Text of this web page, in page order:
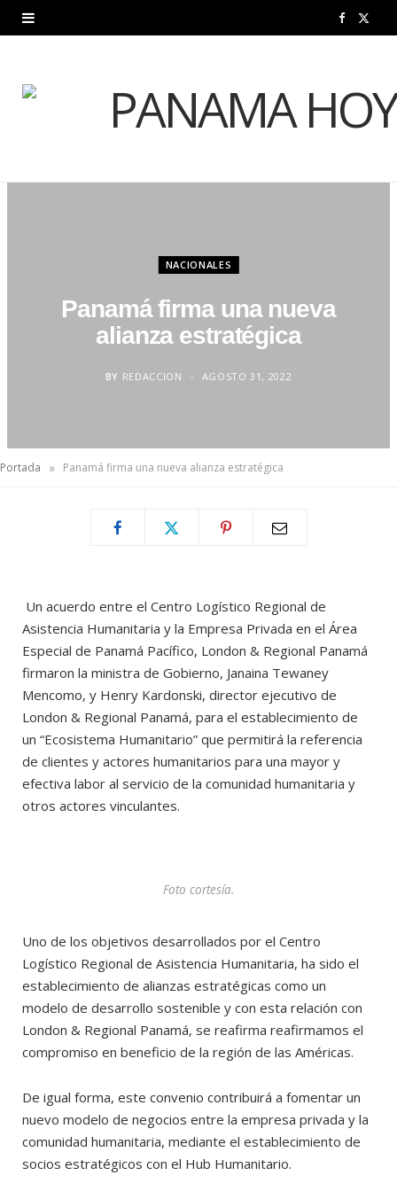
F
e w
NACIONALES
Panamá firma una nueva
alianza estratégica
BY REDACCION AGOSTO 31, 2022
Portada » Panamá firma una nueva alianza estratégica
Un acuerdo entre el Centro Logístico Regional de
Asistencia Humanitaria y la Empresa Privada en el Área
Especial de Panamá Pacífico, London & Regional Panamá
firmaron la ministra de Gobierno, Janaina Tewaney
Mencomo, y Henry Kardonski, director ejecutivo de
London & Regional Panamá, para el establecimiento de
un “Ecosistema Humanitario” que permitirá la referencia
de clientes y actores humanitarios para una mayor y
efectiva labor al servicio de la comunidad humanitaria y
otros actores vinculantes.
Foto cortesía.
Uno de los objetivos desarrollados por el Centro
Logístico Regional de Asistencia Humanitaria, ha sido el
establecimiento de alianzas estratégicas como un
modelo de desarrollo sostenible y con esta relación con
London & Regional Panamá, se reafirma reafirmamos el
compromiso en beneficio de la región de las Américas.
De igual forma, este convenio contribuirá a fomentar un
nuevo modelo de negocios entre la empresa privada y la
comunidad humanitaria, mediante el establecimiento de
socios estratégicos con el Hub Humanitario.